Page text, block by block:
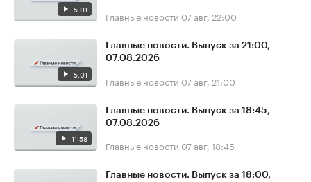
5:01 Главные новости 07 авг, 22:00
5:01
Главные новости. Выпуск за 21:00,
07.08.2026
Главные новости 07 авг, 21:00
11:58
Главные новости. Выпуск за 18:45,
07.08.2026
Главные новости 07 авг, 18:45
Главные новости. Выпуск за 18:00,